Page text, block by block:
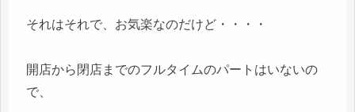
それはそれで、お気楽なのだけど・・・・
開店から閉店までのフルタイムのパートはいないの
で、